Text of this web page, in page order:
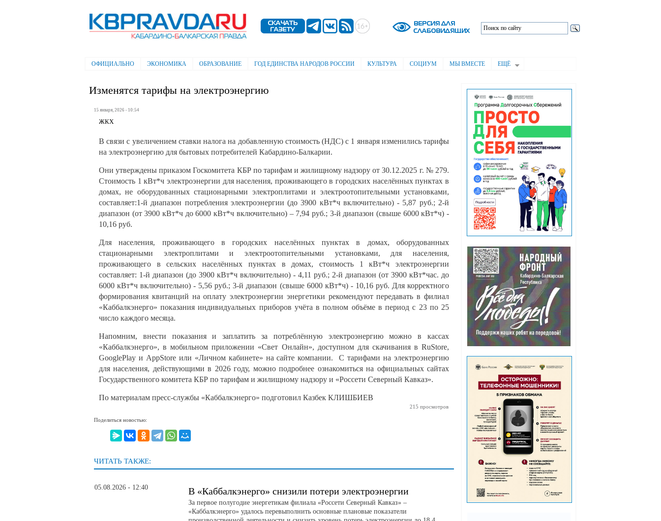
содержанию
Электронная газета "Кабардино-
Балкарская правда"
Главное меню
ОФИЦИАЛЬНО ЭКОНОМИКА ОБРАЗОВАНИЕ ГОД ЕДИНСТВА НАРОДОВ РОССИИ КУЛЬТУРА СОЦИУМ МЫ ВМЕСТЕ ЕЩЁ
Изменятся тарифы на электроэнергию
15 января, 2026 - 10:54
ЖКХ
В связи с увеличением ставки налога на добавленную стоимость (НДС) с 1 января изменились тарифы
на электроэнергию для бытовых потребителей Кабардино-Балкарии.
Они утверждены приказом Госкомитета КБР по тарифам и жилищному надзору от 30.12.2025 г. № 279.
Стоимость 1 кВт*ч электроэнергии для населения, проживающего в городских населённых пунктах в
домах, не оборудованных стационарными электроплитами и электроотопительными установками,
составляет:1-й диапазон потребления электроэнергии (до 3900 кВт*ч включительно) - 5,87 руб.; 2-й
диапазон (от 3900 кВт*ч до 6000 кВт*ч включительно) – 7,94 руб.; 3-й диапазон (свыше 6000 кВт*ч) -
10,16 руб.
Для населения, проживающего в городских населённых пунктах в домах, оборудованных
стационарными электроплитами и электроотопительными установками, для населения,
проживающего в сельских населённых пунктах в домах, стоимость 1 кВт*ч электроэнергии
составляет: 1-й диапазон (до 3900 кВт*ч включительно) - 4,11 руб.; 2-й диапазон (от 3900 кВт*час. до
6000 кВт*ч включительно) - 5,56 руб.; 3-й диапазон (свыше 6000 кВт*ч) - 10,16 руб. Для корректного
формирования квитанций на оплату электроэнергии энергетики рекомендуют передавать в филиал
«Каббалкэнерго» показания индивидуальных приборов учёта в полном объёме в период с 23 по 25
число каждого месяца.
Напомним, внести показания и заплатить за потреблённую электроэнергию можно в кассах
«Каббалкэнерго», в мобильном приложении «Свет Онлайн», доступном для скачивания в RuStore,
GooglePlay и AppStore или «Личном кабинете» на сайте компании. С тарифами на электроэнергию
для населения, действующими в 2026 году, можно подробнее ознакомиться на официальных сайтах
Государственного комитета КБР по тарифам и жилищному надзору и «Россети Северный Кавказ».
По материалам пресс-службы «Каббалкэнерго» подготовил Казбек КЛИШБИЕВ
215 просмотров
Поделиться новостью:
ЧИТАТЬ ТАКЖЕ:
05.08.2026 - 12:40 В «Каббалкэнерго» снизили потери электроэнергии
За первое полугодие энергетикам филиала «Россети Северный Кавказ» –
«Каббалкэнерго» удалось перевыполнить основные плановые показатели